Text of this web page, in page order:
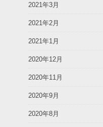
2021年3月
2021年2月
2021年1月
2020年12月
2020年11月
2020年9月
2020年8月